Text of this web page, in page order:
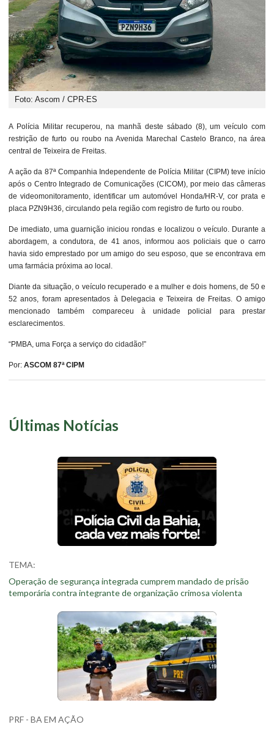
Foto: Ascom / CPR-ES
A Polícia Militar recuperou, na manhã deste sábado (8), um veículo com
restrição de furto ou roubo na Avenida Marechal Castelo Branco, na área
central de Teixeira de Freitas.
A ação da 87ª Companhia Independente de Polícia Militar (CIPM) teve início
após o Centro Integrado de Comunicações (CICOM), por meio das câmeras
de videomonitoramento, identificar um automóvel Honda/HR-V, cor prata e
placa PZN9H36, circulando pela região com registro de furto ou roubo.
De imediato, uma guarnição iniciou rondas e localizou o veículo. Durante a
abordagem, a condutora, de 41 anos, informou aos policiais que o carro
havia sido emprestado por um amigo do seu esposo, que se encontrava em
uma farmácia próxima ao local.
Diante da situação, o veículo recuperado e a mulher e dois homens, de 50 e
52 anos, foram apresentados à Delegacia e Teixeira de Freitas. O amigo
mencionado também compareceu à unidade policial para prestar
esclarecimentos.
“PMBA, uma Força a serviço do cidadão!”
Por: ASCOM 87ª CIPM
Últimas Notícias
TEMA:
Operação de segurança integrada cumprem mandado de prisão
temporária contra integrante de organização crimosa violenta
PRF - BA EM AÇÃO